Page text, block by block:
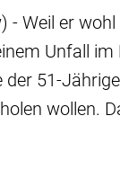
- Weil er
Unfall
der 51-
wollen.